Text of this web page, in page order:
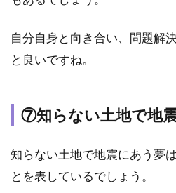
⑥地
震で
4.7
姉妹
が出
自分自身と向き合い、問題解
と良いですね。
⑦知らない土地で地
知らない土地で地震にあう夢
とを表しているでしょう。